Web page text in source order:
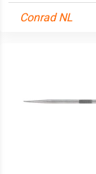
Conrad NL